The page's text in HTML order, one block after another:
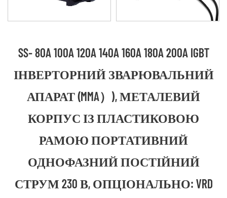
SS- 80A 100A 120A 140A 160A 180A 200A IGBT
ІНВЕРТОРНИЙ ЗВАРЮВАЛЬНИЙ
АПАРАТ (MMA）), МЕТАЛЕВИЙ
КОРПУС ІЗ ПЛАСТИКОВОЮ
РАМОЮ ПОРТАТИВНИЙ
ОДНОФАЗНИЙ ПОСТІЙНИЙ
СТРУМ 230 В, ОПЦІОНАЛЬНО: VRD